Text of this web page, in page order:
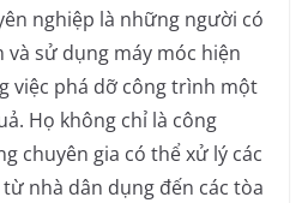
nghiệp là những người có
và sử dụng máy móc hiện
việc phá dỡ công trình một
Họ không chỉ là công
chuyên gia có thể xử lý các
nhà dân dụng đến các tòa